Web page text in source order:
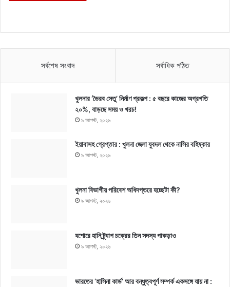
সর্বশেষ সংবাদ সর্বাধিক পঠিত
খুলনার ‘ভৈরব সেতু’ নির্মাণ প্রকল্প : ৫ বছরে কাজের অগ্রগতি
২০%, বাড়ছে সময় ও খরচ!
৯ আগস্ট, ২০২৬
ইয়াবাসহ গ্রেপ্তার : খুলনা জেলা যুবদল থেকে নাসির বহিষ্কার
৯ আগস্ট, ২০২৬
খুলনা বিভাগীয় পরিবেশ অধিদপ্তরে হচ্ছেটা কী?
৯ আগস্ট, ২০২৬
যশোরে হানি ট্র্যাপ চক্রের তিন সদস্য পাকড়াও
৯ আগস্ট, ২০২৬
ভারতের ‘হাসিনা কার্ড’ আর বন্ধুত্বপূর্ণ সম্পর্ক একসঙ্গে যায় না :